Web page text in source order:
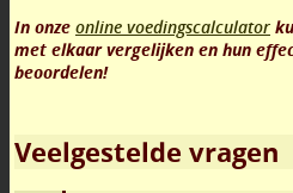
In onze online voedingscalculator
met elkaar vergelijken en hun
beoordelen!
Veelgestelde vragen